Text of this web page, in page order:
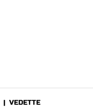
| VEDETTE